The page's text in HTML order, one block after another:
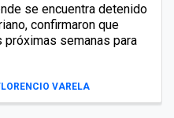
se encuentra detenido
confirmaron que
semanas para
VARELA